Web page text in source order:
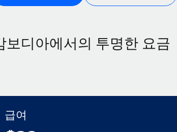
보디아에서의 투명한 요금
급여